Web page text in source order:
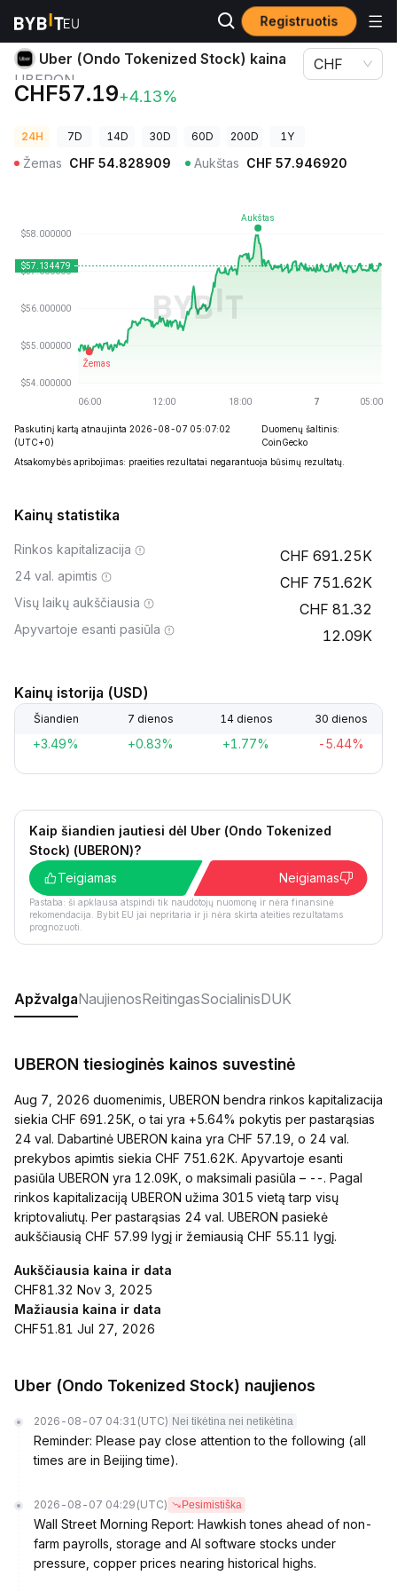
Registruotis
Kriptovaliutų kainos Uber (Ondo Tokenized Stock) kaina UBERON
Uber (Ondo Tokenized Stock) kaina
UBERON
CHF57.19+4.13%
CHF
24H 7D 14D 30D 60D 200D 1Y
Žemas CHF 54.828909 Aukštas CHF 57.946920
Paskutinį kartą atnaujinta 2026-08-07 05:07:02
(UTC+0)
Duomenų šaltinis:
CoinGecko
Atsakomybės apribojimas: praeities rezultatai negarantuoja būsimų rezultatų.
Kainų statistika
Rinkos kapitalizacija 691.25K
24 val. apimtis 751.62K
Visų laikų aukščiausia 81.32
Apyvartoje esanti pasiūla 12.09K
Kainų istorija (USD)
Šiandien 7 dienos 14 dienos 30 dienos
+3.49% +0.83% +1.77% -5.44%
Kaip šiandien jautiesi dėl Uber (Ondo Tokenized
Stock) (UBERON)?
Teigiamas
Neigiamas
Pastaba: ši apklausa atspindi tik naudotojų nuomonę ir nėra finansinė
rekomendacija. Bybit EU jai nepritaria ir ji nėra skirta ateities rezultatams
prognozuoti.
ApžvalgaNaujienosReitingasSocialinisDUK
UBERON tiesioginės kainos suvestinė
Aug 7, 2026 duomenimis, UBERON bendra rinkos kapitalizacija
siekia CHF 691.25K, o tai yra +5.64% pokytis per pastarąsias
24 val. Dabartinė UBERON kaina yra CHF 57.19, o 24 val.
prekybos apimtis siekia CHF 751.62K. Apyvartoje esanti
pasiūla UBERON yra 12.09K, o maksimali pasiūla – --. Pagal
rinkos kapitalizaciją UBERON užima 3015 vietą tarp visų
kriptovaliutų. Per pastarąsias 24 val. UBERON pasiekė
aukščiausią CHF 57.99 lygį ir žemiausią CHF 55.11 lygį.
Aukščiausia kaina ir data
CHF81.32 Nov 3, 2025
Mažiausia kaina ir data
CHF51.81 Jul 27, 2026
Uber (Ondo Tokenized Stock) naujienos
2026-08-07 04:31 (UTC) Nei tikėtina nei netikėtina
Reminder: Please pay close attention to the following (all
times are in Beijing time).
2026-08-07 04:29 (UTC) Pesimistiška
Wall Street Morning Report: Hawkish tones ahead of non-
farm payrolls, storage and AI software stocks under
pressure, copper prices nearing historical highs.